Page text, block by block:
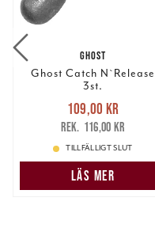
GHOST
Ghost Catch N`Release
3st.
Nuvarande pris
109,00 krTidigare pris
116,00 kr
109,00 kr
116,00 kr
TILLFÄLLIGT SLUT
LÄS MER